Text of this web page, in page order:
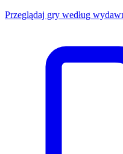
Przeglądaj gry według